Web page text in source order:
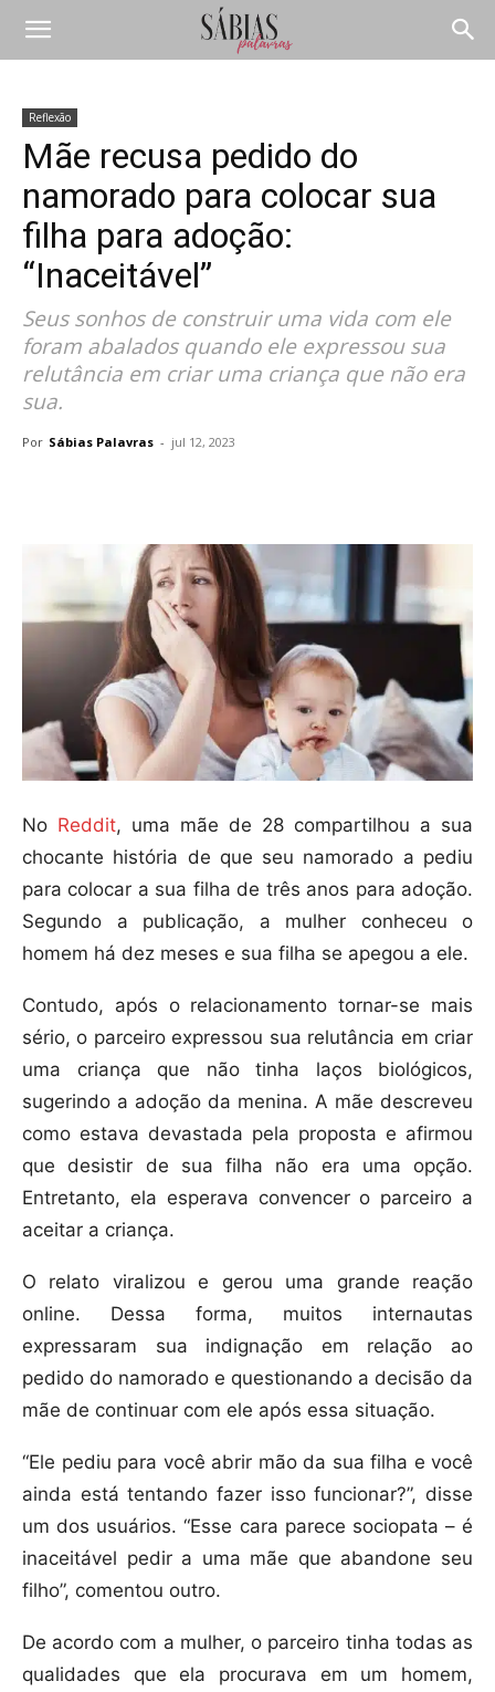
Reflexão
Mãe recusa pedido do
namorado para colocar sua
filha para adoção:
“Inaceitável”
Seus sonhos de construir uma vida com ele
foram abalados quando ele expressou sua
relutância em criar uma criança que não era
sua.
Por Sábias Palavras - jul 12, 2023
No Reddit, uma mãe de 28 compartilhou a sua
chocante história de que seu namorado a pediu
para colocar a sua filha de três anos para adoção.
Segundo a publicação, a mulher conheceu o
homem há dez meses e sua filha se apegou a ele.
Contudo, após o relacionamento tornar-se mais
sério, o parceiro expressou sua relutância em criar
uma criança que não tinha laços biológicos,
sugerindo a adoção da menina. A mãe descreveu
como estava devastada pela proposta e afirmou
que desistir de sua filha não era uma opção.
Entretanto, ela esperava convencer o parceiro a
aceitar a criança.
O relato viralizou e gerou uma grande reação
online. Dessa forma, muitos internautas
expressaram sua indignação em relação ao
pedido do namorado e questionando a decisão da
mãe de continuar com ele após essa situação.
“Ele pediu para você abrir mão da sua filha e você
ainda está tentando fazer isso funcionar?”, disse
um dos usuários. “Esse cara parece sociopata – é
inaceitável pedir a uma mãe que abandone seu
filho”, comentou outro.
De acordo com a mulher, o parceiro tinha todas as
qualidades que ela procurava em um homem,